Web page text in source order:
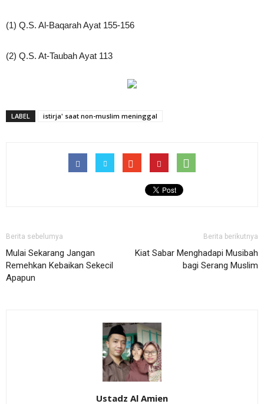
(1) Q.S. Al-Baqarah Ayat 155-156
(2) Q.S. At-Taubah Ayat 113
LABEL istirja' saat non-muslim meninggal
Berita sebelumya
Mulai Sekarang Jangan
Remehkan Kebaikan Sekecil
Apapun
Berita berikutnya
Kiat Sabar Menghadapi Musibah
bagi Serang Muslim
Ustadz Al Amien